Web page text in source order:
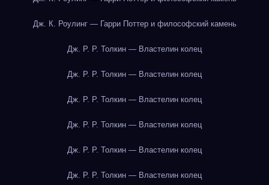
Дж. К. Роулинг — Гарри Поттер и философский камень
Дж. Р. Р. Толкин — Властелин колец
Дж. Р. Р. Толкин — Властелин колец
Дж. Р. Р. Толкин — Властелин колец
Дж. Р. Р. Толкин — Властелин колец
Дж. Р. Р. Толкин — Властелин колец
Дж. Р. Р. Толкин — Властелин колец